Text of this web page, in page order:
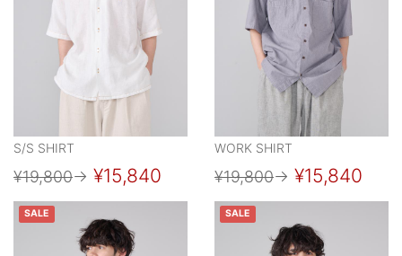
S/S SHIRT
¥19,800→ ¥15,840
WORK SHIRT
¥19,800→ ¥15,840
SALE SALE